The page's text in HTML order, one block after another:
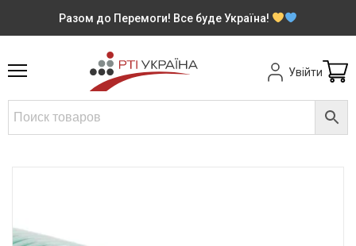
Разом до Перемоги! Все буде Україна!
Увійти